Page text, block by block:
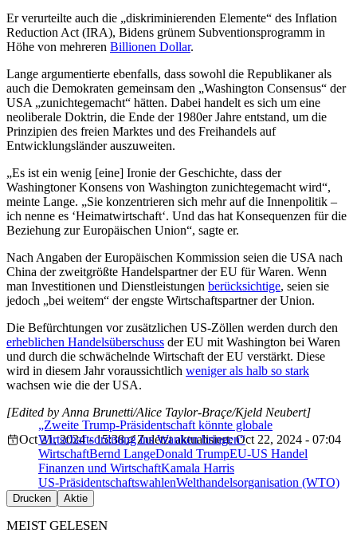
Er verurteilte auch die „diskriminierenden Elemente“ des Inflation
Reduction Act (IRA), Bidens grünem Subventionsprogramm in
Höhe von mehreren Billionen Dollar.
Lange argumentierte ebenfalls, dass sowohl die Republikaner als
auch die Demokraten gemeinsam den „Washington Consensus“ der
USA „zunichtegemacht“ hätten. Dabei handelt es sich um eine
neoliberale Doktrin, die Ende der 1980er Jahre entstand, um die
Prinzipien des freien Marktes und des Freihandels auf
Entwicklungsländer auszuweiten.
„Es ist ein wenig [eine] Ironie der Geschichte, dass der
Washingtoner Konsens von Washington zunichtegemacht wird“,
meinte Lange. „Sie konzentrieren sich mehr auf die Innenpolitik –
ich nenne es ‘Heimatwirtschaft‘. Und das hat Konsequenzen für die
Beziehung zur Europäischen Union“, sagte er.
Nach Angaben der Europäischen Kommission seien die USA nach
China der zweitgrößte Handelspartner der EU für Waren. Wenn
man Investitionen und Dienstleistungen berücksichtige, seien sie
jedoch „bei weitem“ der engste Wirtschaftspartner der Union.
Die Befürchtungen vor zusätzlichen US-Zöllen werden durch den
erheblichen Handelsüberschuss der EU mit Washington bei Waren
und durch die schwächelnde Wirtschaft der EU verstärkt. Diese
wird in diesem Jahr voraussichtlich weniger als halb so stark
wachsen wie die der USA.
„Zweite Trump-Präsidentschaft könnte globale
Wirtschaftsordnung ins Wanken bringen“
[Edited by Anna Brunetti/Alice Taylor-Braçe/Kjeld Neubert]
Oct 21, 2024 - 15:38
Zuletzt aktualisiert: Oct 22, 2024 - 07:04
WirtschaftBernd LangeDonald TrumpEU-US Handel
Finanzen und WirtschaftKamala Harris
US-PräsidentschaftswahlenWelthandelsorganisation (WTO)
Drucken Aktie
MEIST GELESEN